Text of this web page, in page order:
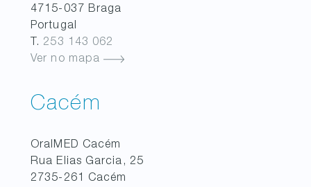
4715-037 Braga
Portugal
T. 253 143 062
Ver no mapa
Cacém
OralMED Cacém
Rua Elias Garcia, 25
2735-261
Cacém